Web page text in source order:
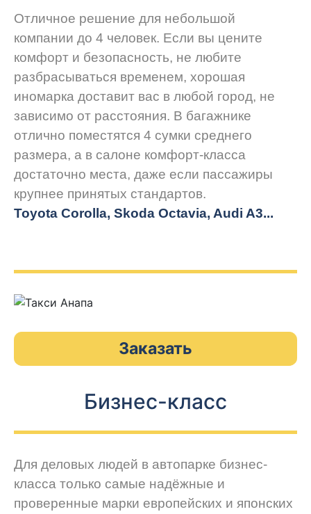
Отличное решение для небольшой
компании до 4 человек. Если вы цените
комфорт и безопасность, не любите
разбрасываться временем, хорошая
иномарка доставит вас в любой город, не
зависимо от расстояния. В багажнике
отлично поместятся 4 сумки среднего
размера, а в салоне комфорт-класса
достаточно места, даже если пассажиры
крупнее принятых стандартов.
Toyota Corolla, Skoda Octavia, Audi A3...
Заказать
Бизнес-класс
Для деловых людей в автопарке бизнес-
класса только самые надёжные и
проверенные марки европейских и японских